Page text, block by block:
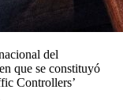
del
que se constituyó
Controllers’